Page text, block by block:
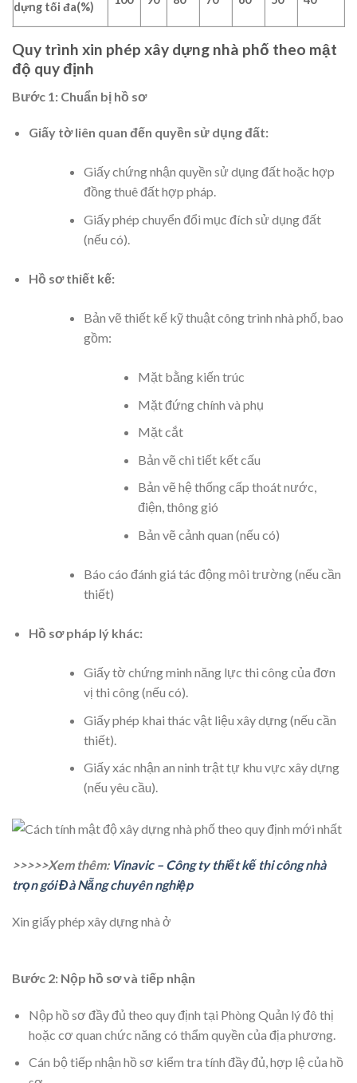
dựng tối đa(%)
Quy trình xin phép xây dựng nhà phố theo mật
độ quy định
Bước 1: Chuẩn bị hồ sơ
Giấy tờ liên quan đến quyền sử dụng đất:
Giấy chứng nhận quyền sử dụng đất hoặc hợp
đồng thuê đất hợp pháp.
Giấy phép chuyển đổi mục đích sử dụng đất
(nếu có).
Hồ sơ thiết kế:
Bản vẽ thiết kế kỹ thuật công trình nhà phố, bao
gồm:
Mặt bằng kiến trúc
Mặt đứng chính và phụ
Mặt cắt
Bản vẽ chi tiết kết cấu
Bản vẽ hệ thống cấp thoát nước,
điện, thông gió
Bản vẽ cảnh quan (nếu có)
Báo cáo đánh giá tác động môi trường (nếu cần
thiết)
Hồ sơ pháp lý khác:
Giấy tờ chứng minh năng lực thi công của đơn
vị thi công (nếu có).
Giấy phép khai thác vật liệu xây dựng (nếu cần
thiết).
Giấy xác nhận an ninh trật tự khu vực xây dựng
(nếu yêu cầu).
>>>>>Xem thêm: Vinavic – Công ty thiết kế thi công nhà
trọn gói Đà Nẵng chuyên nghiệp
Xin giấy phép xây dựng nhà ở
Bước 2: Nộp hồ sơ và tiếp nhận
Nộp hồ sơ đầy đủ theo quy định tại Phòng Quản lý đô thị
hoặc cơ quan chức năng có thẩm quyền của địa phương.
Cán bộ tiếp nhận hồ sơ kiểm tra tính đầy đủ, hợp lệ của hồ